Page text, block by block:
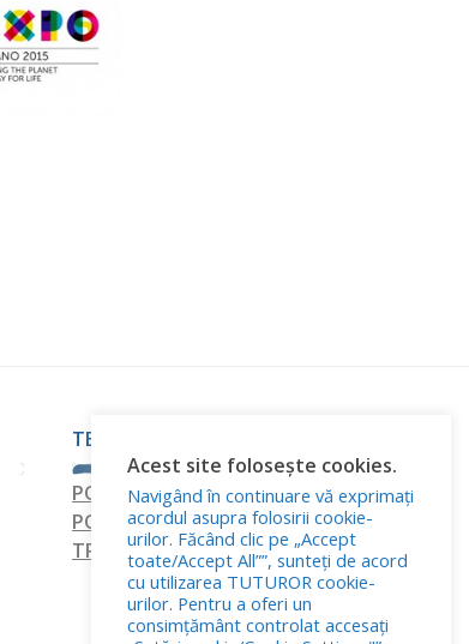
TERMINI E CONDIZIONI
POLITICA DI RISERVATEZZA
POLITICA RELATIVA AI FILE COOKIE
TRATTAMENTO DEI DATI PERSONALI
Acest site folosește cookies.
Navigând în continuare vă exprimați
acordul asupra folosirii cookie-
urilor. Făcând clic pe „Accept
toate/Accept All””, sunteți de acord
cu utilizarea TUTUROR cookie-
urilor. Pentru a oferi un
consimțământ controlat accesați